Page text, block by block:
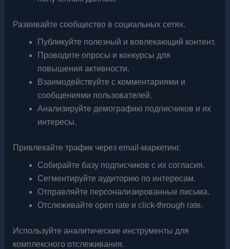
Развивайте сообщество в социальных сетях.
Публикуйте полезный и вовлекающий контент.
Проводите опросы и конкурсы для
повышения активности.
Взаимодействуйте с комментариями и
сообщениями пользователей.
Анализируйте демографию подписчиков и их
интересы.
Привлекайте трафик через email-маркетинг.
Собирайте базу подписчиков с их согласия.
Сегментируйте аудиторию по интересам.
Отправляйте персонализированные письма.
Отслеживайте open rate и click-through rate.
Используйте аналитические инструменты для
комплексного отслеживания.